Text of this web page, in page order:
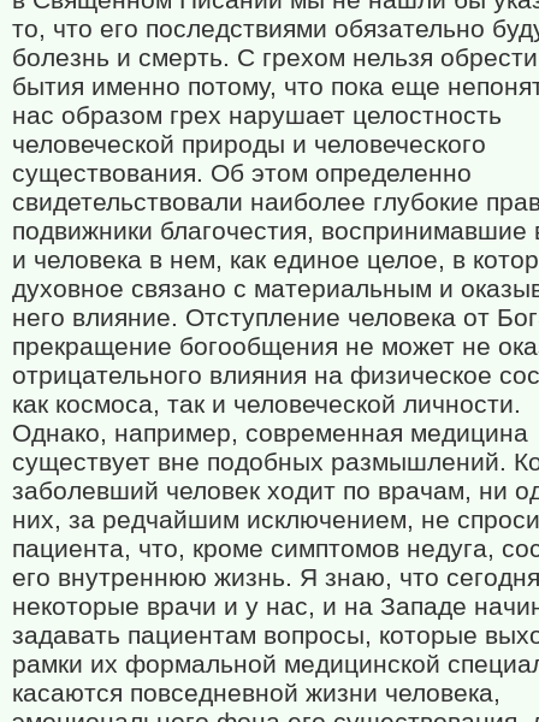
то, что его последствиями обязательно
болезнь и смерть. С грехом нельзя
бытия именно потому, что пока еще
нас образом грех нарушает целостность
человеческой природы и человеческого
существования. Об этом определенно
свидетельствовали наиболее глубокие
подвижники благочестия, воспринимавшие
и человека в нем, как единое целое, в
духовное связано с материальным и
него влияние. Отступление человека от
прекращение богообщения не может не
отрицательного влияния на физическое
как космоса, так и человеческой личности.
Однако, например, современная медицина
существует вне подобных размышлений.
заболевший человек ходит по врачам, ни
них, за редчайшим исключением, не
пациента, что, кроме симптомов недуга,
его внутреннюю жизнь. Я знаю, что сегодня
некоторые врачи и у нас, и на Западе
задавать пациентам вопросы, которые
рамки их формальной медицинской
касаются повседневной жизни человека,